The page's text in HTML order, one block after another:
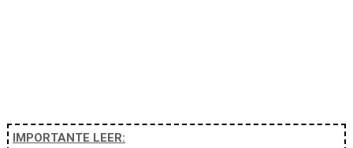
IMPORTANTE LEER: